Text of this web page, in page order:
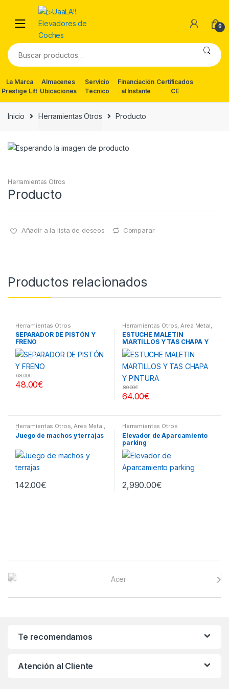
navigation
content
0
Buscar
por:
La Marca
Prestige Lift
Almacenes
Ubicaciones
Servicio
Técnico
Financiación
al Instante
Certificados
CE
Inicio Herramientas Otros Producto
Herramientas Otros
Producto
Añadir a la lista de deseos Comparar
Productos relacionados
Herramientas Otros
SEPARADOR DE PISTÓN Y
FRENO
48.00€
68.00€
Herramientas Otros Area Metal,
Roscas, Herramientas Chapa y
Pintura,Maletines Herramientas,
Extractores, Compresímetros,
otros
ESTUCHE MALETIN
MARTILLOS Y TAS CHAPA Y
PINTURA
64.00€
80.00€
Herramientas Otros,Area Metal,
Roscas, Herramientas ,
Maletines Herramientas,
otros
Juego de machos y terrajas
142.00€
Herramientas Otros
Elevador de Aparcamiento
parking
2,990.00€
Te recomendamos
Atención al Cliente